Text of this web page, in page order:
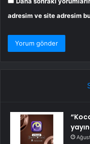
adresim ve site adresim